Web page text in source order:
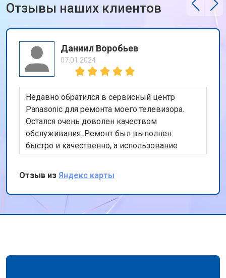
Отзывы наших клиентов
Даниил Воробьев
07.01.2024
Недавно обратился в сервисный центр
Panasonic для ремонта моего телевизора.
Остался очень доволен качеством
обслуживания. Ремонт был выполнен
быстро и качественно, а использование
оригинальных запчастей дает уверенность в
долговечности ремонта. Также порадовала
бесплатная доставка техники. Спасибо за ваш
профессионализм и внимание к клиентам!
Отзыв из Яндекс карты